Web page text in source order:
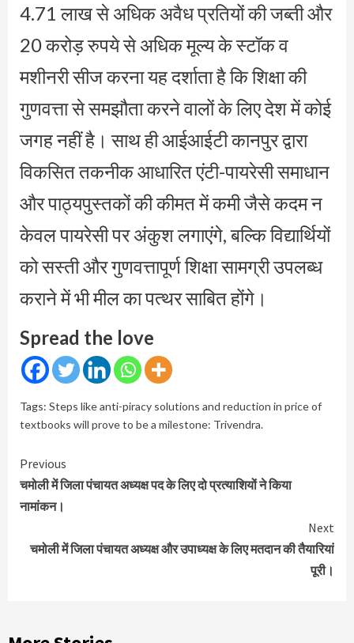
4.71 लाख से अधिक अवैध प्रतियों की जब्ती और
20 करोड़ रुपये से अधिक मूल्य के स्टॉक व
मशीनरी सीज करना यह दर्शाता है कि शिक्षा की
गुणवत्ता से समझौता करने वालों के लिए देश में कोई
जगह नहीं है। साथ ही आईआईटी कानपुर द्वारा
विकसित तकनीक आधारित एंटी-पायरेसी समाधान
और पाठ्यपुस्तकों की कीमत में कमी जैसे कदम न
केवल पायरेसी पर अंकुश लगाएंगे, बल्कि विद्यार्थियों
को सस्ती और गुणवत्तापूर्ण शिक्षा सामग्री उपलब्ध
कराने में भी मील का पत्थर साबित होंगे।
Spread the love
Tags: Steps like anti-piracy solutions and reduction in price of
textbooks will prove to be a milestone: Trivendra.
Continue
Reading
Previous
चमोली में जिला पंचायत अध्यक्ष पद के लिए दो प्रत्याशियों ने किया
नामांकन।
Next
चमोली में जिला पंचायत अध्यक्ष और उपाध्यक्ष के लिए मतदान की तैयारियां
पूरी।